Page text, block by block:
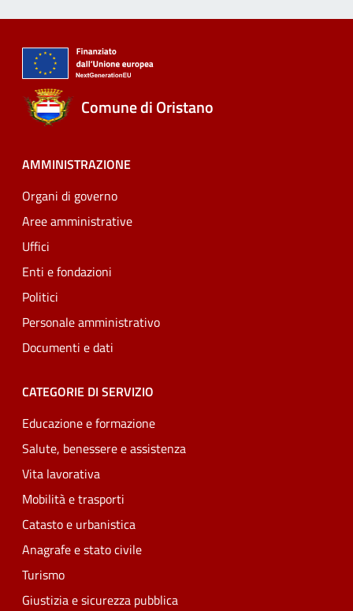
Comune di Oristano
AMMINISTRAZIONE
Organi di governo
Aree amministrative
Uffici
Enti e fondazioni
Politici
Personale amministrativo
Documenti e dati
CATEGORIE DI SERVIZIO
Educazione e formazione
Salute, benessere e assistenza
Vita lavorativa
Mobilità e trasporti
Catasto e urbanistica
Anagrafe e stato civile
Turismo
Giustizia e sicurezza pubblica